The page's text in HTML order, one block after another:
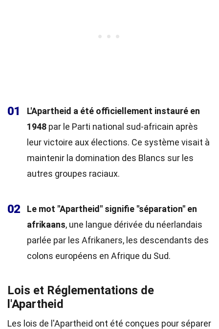
01
L'Apartheid a été officiellement instauré en
1948 par le Parti national sud-africain après
leur victoire aux élections. Ce système visait à
maintenir la domination des Blancs sur les
autres groupes raciaux.
02
Le mot "Apartheid" signifie "séparation" en
afrikaans, une langue dérivée du néerlandais
parlée par les Afrikaners, les descendants des
colons européens en Afrique du Sud.
Lois et Réglementations de
l'Apartheid
Les lois de l'Apartheid ont été conçues pour séparer